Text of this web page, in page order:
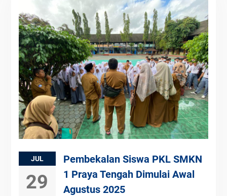
JUL
29
Pembekalan Siswa PKL SMKN
1 Praya Tengah Dimulai Awal
Agustus 2025